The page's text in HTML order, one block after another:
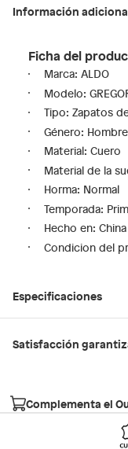
Información
Ficha del
Marca: ALDO
Modelo:
Tipo: Zapatos
Género: Hombre
Material: Cuero
Material de la
Horma: Normal
Temporada:
Hecho en: China
Condicion del
Especificaciones
Hecho en
Satisfacción
Sin embargo, tenemos
diferentes, otras con
devolver ni cambiar.
Complementa el